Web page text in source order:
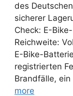
des
sicherer
Check: E-
Reichweite:
E-Bike-
registrierten
Brandfälle,
more